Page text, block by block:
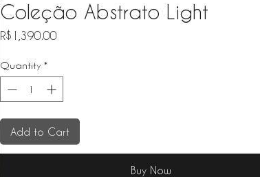
Coleção Abstrato Light
R$1,390.00Price
Quantity *
Add to Cart
Buy Now